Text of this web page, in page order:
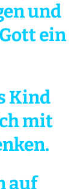
und
ein
Kind
mit
auf